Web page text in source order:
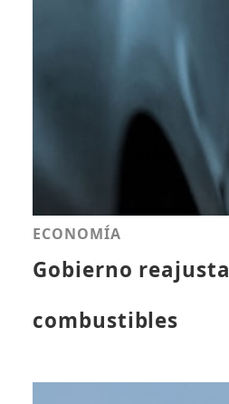
ECONOMÍA
Gobierno reajusta
combustibles